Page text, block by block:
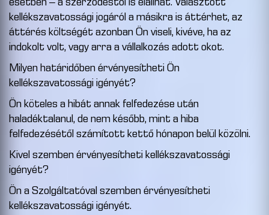
esetben – a szerződéstől is elállhat. Választott
kellékszavatossági jogáról a másikra is áttérhet, az
áttérés költségét azonban Ön viseli, kivéve, ha az
indokolt volt, vagy arra a vállalkozás adott okot.
Milyen határidőben érvényesítheti Ön
kellékszavatossági igényét?
Ön köteles a hibát annak felfedezése után
haladéktalanul, de nem később, mint a hiba
felfedezésétől számított kettő hónapon belül közölni.
Kivel szemben érvényesítheti kellékszavatossági
igényét?
Ön a Szolgáltatóval szemben érvényesítheti
kellékszavatossági igényét.